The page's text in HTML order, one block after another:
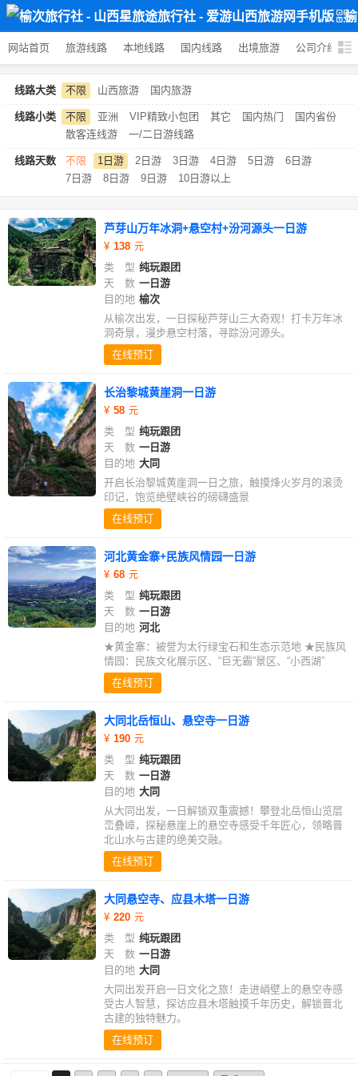
网站首页 旅游线路 本地线路 国内线路 出境旅游 公司介绍
线路大类 不限 山西旅游 国内旅游
线路小类 不限 亚洲 VIP精致小包团 其它 国内热门
国内省份
散客连线游
一/二日游线路
线路天数 不限 1日游 2日游 3日游 4日游 5日游
6日游
7日游
8日游 9日游 10日游以上
芦芽山万年冰洞+悬空村+汾河源头一日游
138
类 型 纯玩跟团
天 数 一日游
目的地 榆次
从榆次出发，一日探秘芦芽山三大奇观！打卡万年冰
洞奇景，漫步悬空村落，寻踪汾河源头。
在线预订
长治黎城黄崖洞一日游
58
类 型 纯玩跟团
天 数 一日游
目的地 大同
开启长治黎城黄崖洞一日之旅，触摸烽火岁月的滚烫
印记，饱览绝壁峡谷的磅礴盛景
在线预订
河北黄金寨+民族风情园一日游
68
类 型 纯玩跟团
天 数 一日游
目的地 河北
★黄金寨：被誉为太行绿宝石和生态示范地 ★民族风
情园：民族文化展示区、“巨无霸”景区、“小西湖”
在线预订
大同北岳恒山、悬空寺一日游
190
类 型 纯玩跟团
天 数 一日游
目的地 大同
从大同出发，一日解锁双重震撼！攀登北岳恒山览层
峦叠嶂，探秘悬崖上的悬空寺感受千年匠心，领略晋
北山水与古建的绝美交融。
在线预订
大同悬空寺、应县木塔一日游
220
类 型 纯玩跟团
天 数 一日游
目的地 大同
大同出发开启一日文化之旅！走进峭壁上的悬空寺感
受古人智慧，探访应县木塔触摸千年历史，解锁晋北
古建的独特魅力。
在线预订